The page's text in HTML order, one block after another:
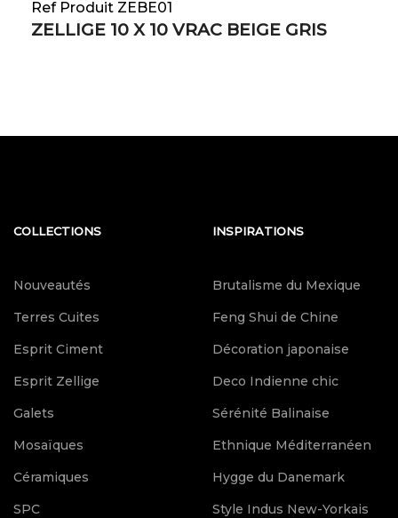
Ref Produit ZEBE01
ZELLIGE 10 X 10 VRAC BEIGE GRIS
COLLECTIONS
Nouveautés
Terres Cuites
Esprit Ciment
Esprit Zellige
Galets
Mosaïques
Céramiques
SPC
INSPIRATIONS
Brutalisme du Mexique
Feng Shui de Chine
Décoration japonaise
Deco Indienne chic
Sérénité Balinaise
Ethnique Méditerranéen
Hygge du Danemark
Style Indus New-Yorkais